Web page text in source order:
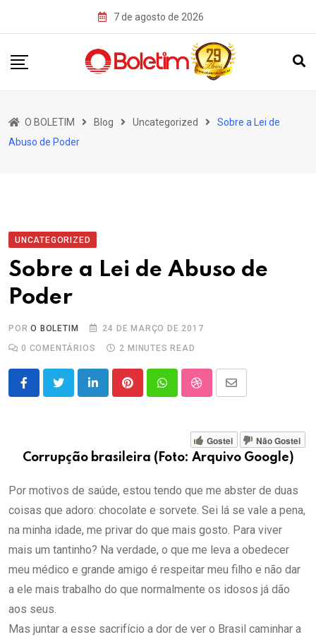
7 de agosto de 2026
O BOLETIM Blog Uncategorized
Sobre a Lei de
Abuso de Poder
UNCATEGORIZED
Sobre a Lei de Abuso de
Poder
PORO BOLETIM
24 DE MARÇO DE 2017
0 COMENTÁRIOS 2 MINUTES READ
LinkedInPinterestWhatsappStumbleUpon
Share
Email
Gostei
Não Gostei
Corrupção brasileira (Foto: Arquivo Google)
Por motivos de saúde, estou tendo que me abster de duas
coisas que adoro: chocolate e sorvete. Sei lá se vale a pena,
na minha idade, me privar do que mais gosto. Para viver
mais um tantinho? Na verdade, o que me leva a obedecer
meu médico e grande amigo é respeitar meu filho e não dar
a ele mais trabalho do que normalmente os idosos já dão
aos seus.
Mas juntar a esse sacrifício a dor de ver o Brasil caminhar a